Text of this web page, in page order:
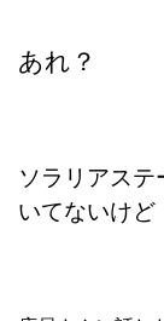
あれ？
ソラリアス
いてないけど